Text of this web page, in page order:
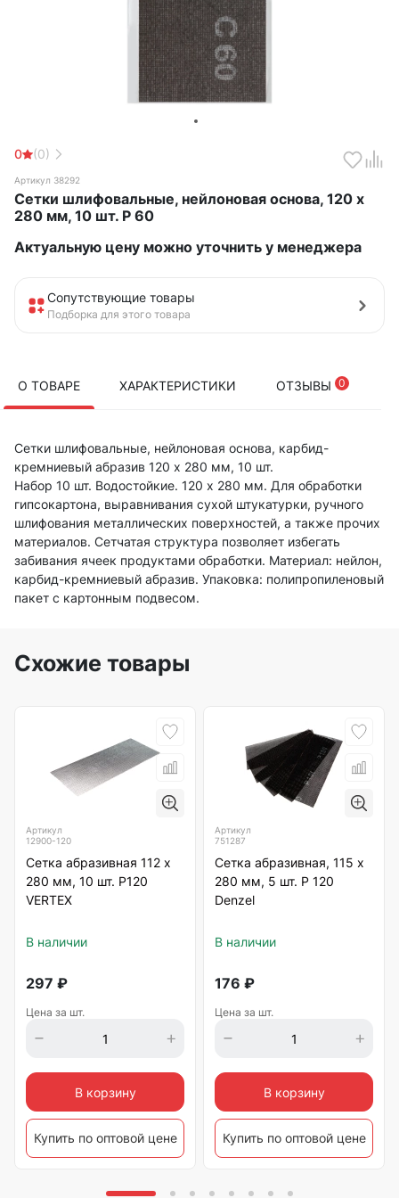
0 (0)
Артикул 38292
Сетки шлифовальные, нейлоновая основа, 120 х
280 мм, 10 шт. Р 60
Актуальную цену можно уточнить у менеджера
Сопутствующие товары
Подборка для этого товара
О ТОВАРЕ ХАРАКТЕРИСТИКИ ОТЗЫВЫ 0
Сетки шлифовальные, нейлоновая основа, карбид-
кремниевый абразив 120 х 280 мм, 10 шт.
Набор 10 шт. Водостойкие. 120 х 280 мм. Для обработки
гипсокартона, выравнивания сухой штукатурки, ручного
шлифования металлических поверхностей, а также прочих
материалов. Сетчатая структура позволяет избегать
забивания ячеек продуктами обработки. Материал: нейлон,
карбид-кремниевый абразив. Упаковка: полипропиленовый
пакет с картонным подвесом.
Схожие товары
Артикул
12900-120
Сетка абразивная 112 х
280 мм, 10 шт. Р120
VERTEX
В наличии
297 ₽
Цена за шт.
В корзину
Купить по оптовой цене
Артикул
751287
Сетка абразивная, 115 х
280 мм, 5 шт. Р 120
Denzel
В наличии
176 ₽
Цена за шт.
В корзину
Купить по оптовой цене